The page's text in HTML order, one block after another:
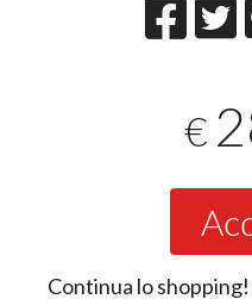
€
Continua lo shopping!